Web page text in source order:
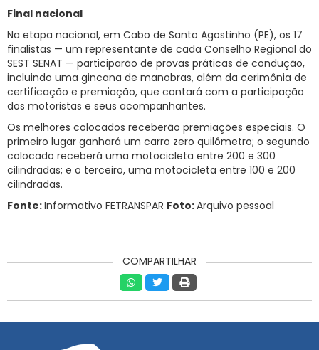
Final nacional
Na etapa nacional, em Cabo de Santo Agostinho (PE), os 17
finalistas — um representante de cada Conselho Regional do
SEST SENAT — participarão de provas práticas de condução,
incluindo uma gincana de manobras, além da cerimônia de
certificação e premiação, que contará com a participação
dos motoristas e seus acompanhantes.
Os melhores colocados receberão premiações especiais. O
primeiro lugar ganhará um carro zero quilômetro; o segundo
colocado receberá uma motocicleta entre 200 e 300
cilindradas; e o terceiro, uma motocicleta entre 100 e 200
cilindradas.
Fonte:Informativo FETRANSPAR Foto:Arquivo pessoal
COMPARTILHAR